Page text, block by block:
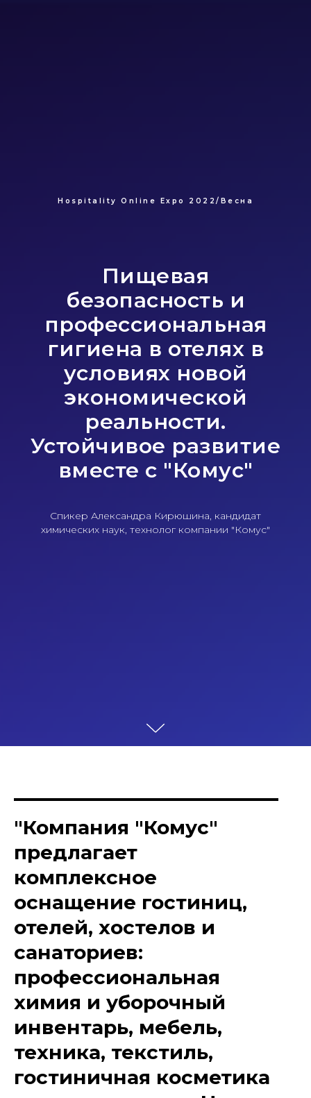
Hospitality Online Expo 2022/Весна
Пищевая
безопасность и
профессиональная
гигиена в отелях в
условиях новой
экономической
реальности.
Устойчивое развитие
вместе с "Комус"
Спикер Александра Кирюшина, кандидат
химических наук, технолог компании "Комус"
"Компания "Комус"
предлагает
комплексное
оснащение гостиниц,
отелей, хостелов и
санаториев:
профессиональная
химия и уборочный
инвентарь, мебель,
техника, текстиль,
гостиничная косметика